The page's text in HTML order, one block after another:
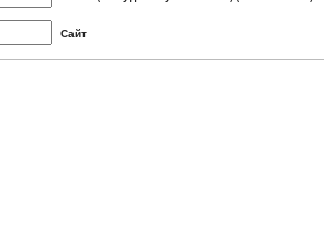
Сайт